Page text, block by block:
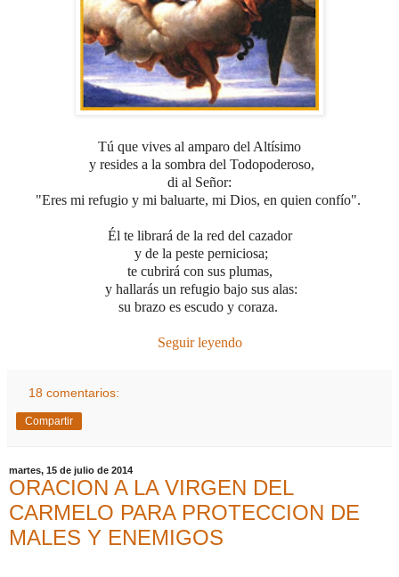
Tú que vives al amparo del Altísimo
y resides a la sombra del Todopoderoso,
di al Señor:
"Eres mi refugio y mi baluarte, mi Dios, en quien confío".
Él te librará de la red del cazador
y de la peste perniciosa;
te cubrirá con sus plumas,
y hallarás un refugio bajo sus alas:
su brazo es escudo y coraza.
Seguir leyendo
18 comentarios:
Compartir
martes, 15 de julio de 2014
ORACION A LA VIRGEN DEL
CARMELO PARA PROTECCION DE
MALES Y ENEMIGOS